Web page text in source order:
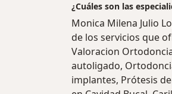
¿Cuáles son las
Monica Milena Julio
de los servicios que
Valoracion
autoligado,
implantes, Prótesis